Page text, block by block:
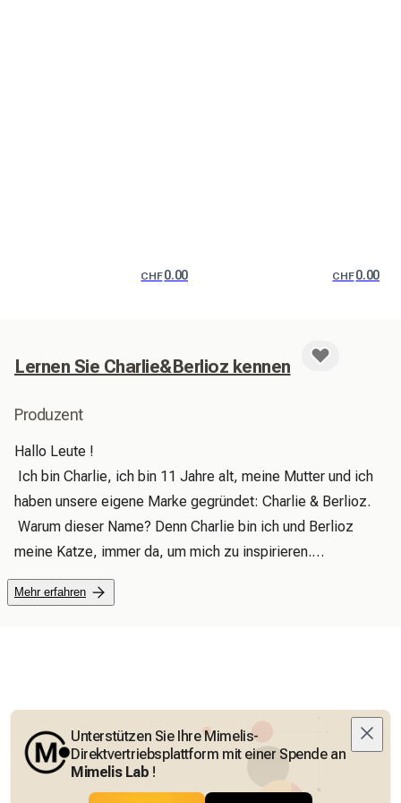
CHF0.00 CHF0.00
Lernen Sie Charlie&Berlioz kennen
Produzent
Hallo Leute !
Ich bin Charlie, ich bin 11 Jahre alt, meine Mutter und ich
haben unsere eigene Marke gegründet: Charlie & Berlioz.
Warum dieser Name? Denn Charlie bin ich und Berlioz
meine Katze, immer da, um mich zu inspirieren.
Ich war es leid, in den Geschäften nichts zu finden, was
mir gefiel, also beschloss ich, einzigartige, lustige und
(ja, meine Katze hat einen guten Geschmack!).
Ich freue mich sehr, dieses Abenteuer mit Ihnen zu teilen.
Folgen Sie mir, um nach und nach alle meine Kreationen zu
Mehr erfahren
Unterstützen Sie Ihre Mimelis-
Direktvertriebsplattform mit einer Spende an
Mimelis Lab !